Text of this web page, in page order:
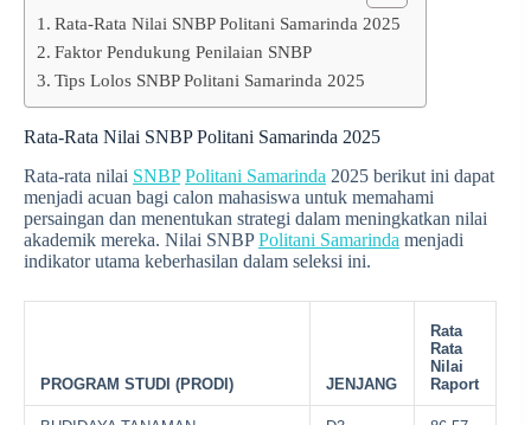
Rata-Rata Nilai SNBP Politani Samarinda 2025
Faktor Pendukung Penilaian SNBP
Tips Lolos SNBP Politani Samarinda 2025
Rata-Rata Nilai SNBP Politani Samarinda 2025
Rata-rata nilai SNBP Politani Samarinda 2025 berikut ini dapat
menjadi acuan bagi calon mahasiswa untuk memahami
persaingan dan menentukan strategi dalam meningkatkan nilai
akademik mereka. Nilai SNBPPolitani Samarinda menjadi
indikator utama keberhasilan dalam seleksi ini.
PROGRAM STUDI (PRODI) JENJANG
Rata
Rata
Nilai
Raport